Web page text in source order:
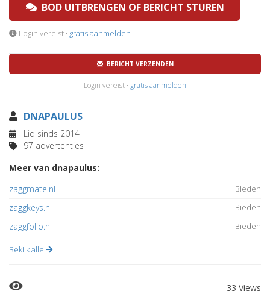
BOD UITBRENGEN OF BERICHT STUREN
Login vereist · gratis aanmelden
BERICHT VERZENDEN
Login vereist · gratis aanmelden
DNAPAULUS
Lid sinds 2014
97 advertenties
Meer van dnapaulus:
zaggmate.nl
Bieden
zaggkeys.nl Bieden
zaggfolio.nl Bieden
Bekijk alle
33 Views